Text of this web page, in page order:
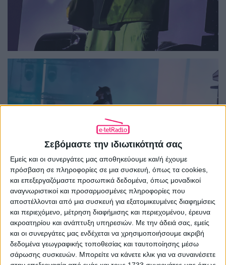
Σεβόμαστε την ιδιωτικότητά σας
Εμείς και οι συνεργάτες μας αποθηκεύουμε και/ή έχουμε
πρόσβαση σε πληροφορίες σε μια συσκευή, όπως τα cookies,
και επεξεργαζόμαστε προσωπικά δεδομένα, όπως μοναδικοί
αναγνωριστικοί και προσαρμοσμένες πληροφορίες που
αποστέλλονται από μια συσκευή για εξατομικευμένες διαφημίσεις
και περιεχόμενο, μέτρηση διαφήμισης και περιεχομένου, έρευνα
ακροατηρίου και ανάπτυξη υπηρεσιών. Με την άδειά σας, εμείς
και οι συνεργάτες μας ενδέχεται να χρησιμοποιήσουμε ακριβή
δεδομένα γεωγραφικής τοποθεσίας και ταυτοποίησης μέσω
σάρωσης συσκευών. Μπορείτε να κάνετε κλικ για να συναινέσετε